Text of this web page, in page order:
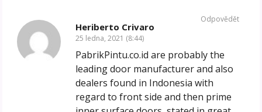
Heriberto Crivaro
25 ledna, 2021 (8:44)
PabrikPintu.co.id are probably the
leading door manufacturer and also
dealers found in Indonesia with
regard to front side and then prime
Odpovědět